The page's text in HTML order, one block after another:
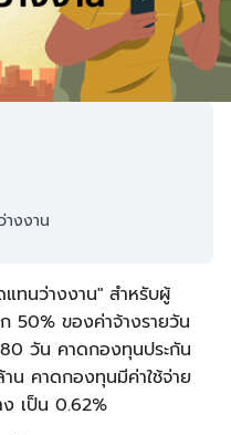
างงาน
ทนว่างงาน" สำหรับผู้
50% ของค่าจ้างรายวัน
วัน คาดกองทุนประกัน
น คาดกองทุนมีค่าใช้จ่าย
เป็น 0.62%